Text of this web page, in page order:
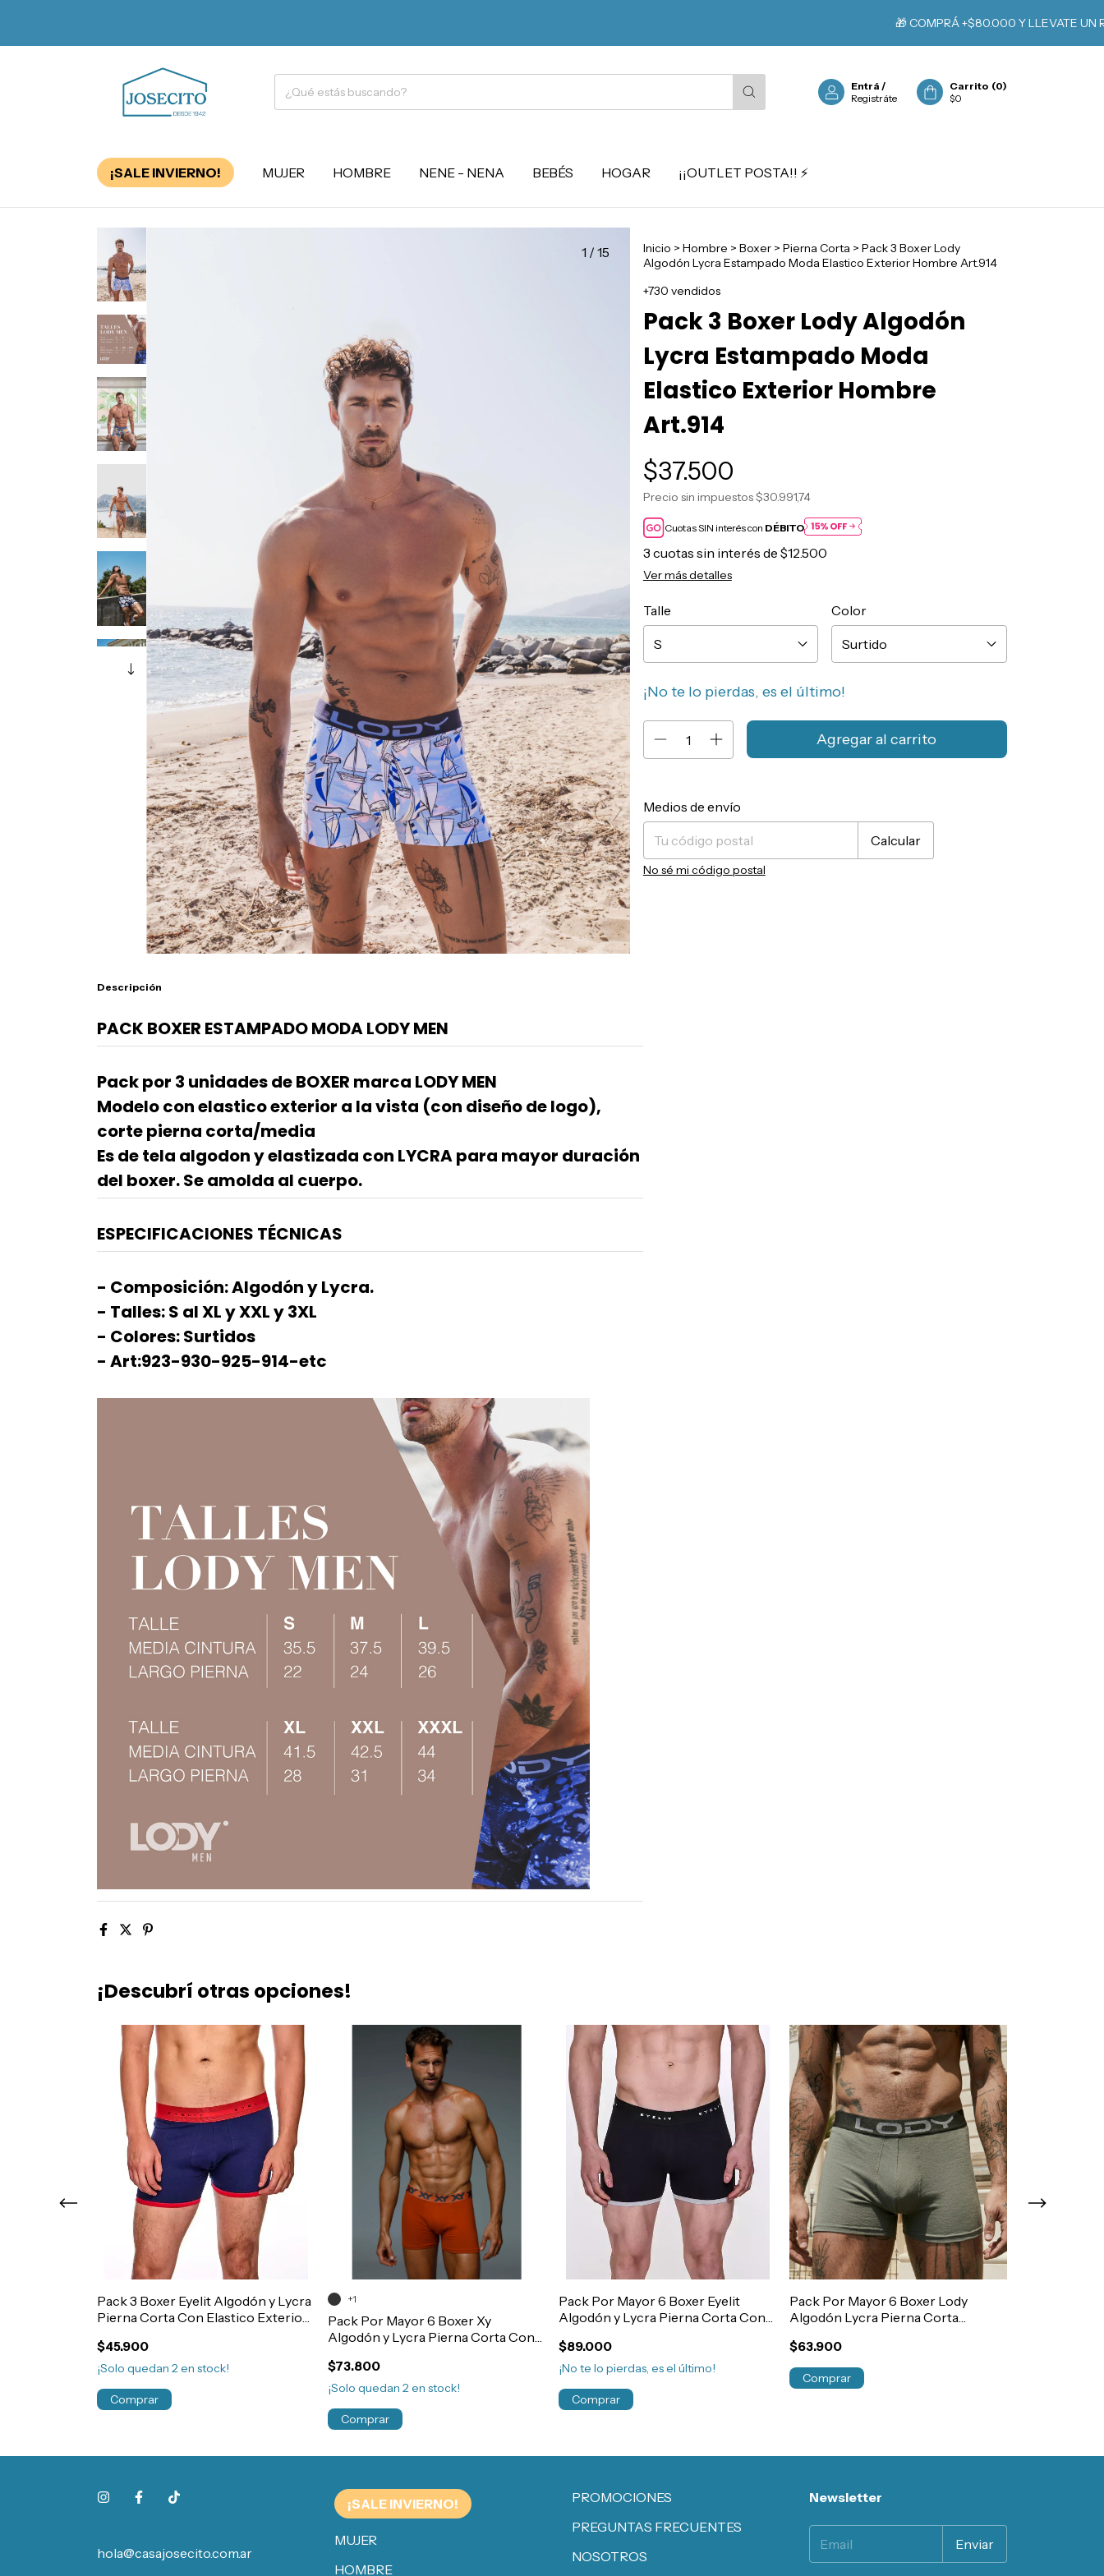
🎁 COMPRÁ +$80.000 Y LLEVATE UN REGALO
Entrá /
Registráte
Carrito (0)
$0
¡SALE INVIERNO! MUJER HOMBRE NENE - NENA BEBÉS HOGAR ¡¡OUTLET POSTA!! ⚡️
1 / 15 Inicio > Hombre > Boxer > Pierna Corta > Pack 3 Boxer Lody
Algodón Lycra Estampado Moda Elastico Exterior Hombre Art.914
+730 vendidos
Pack 3 Boxer Lody Algodón
Lycra Estampado Moda
Elastico Exterior Hombre
Art.914
$37.500
Precio sin impuestos$30.991,74
Cuotas SIN interés con DÉBITO
3 cuotas sin interés de $12.500
Ver más detalles
Talle Color
¡No te lo pierdas, es el último!
Entregas para el CP:
Medios de envío
Calcular
No sé mi código postal
Descripción
PACK BOXER ESTAMPADO MODA LODY MEN
Pack por 3 unidades de BOXER marca LODY MEN
Modelo con elastico exterior a la vista (con diseño de logo),
corte pierna corta/media
Es de tela algodon y elastizada con LYCRA para mayor duración
del boxer. Se amolda al cuerpo.
ESPECIFICACIONES TÉCNICAS
- Composición: Algodón y Lycra.
- Talles: S al XL y XXL y 3XL
- Colores: Surtidos
- Art:923-930-925-914-etc
¡Descubrí otras opciones!
Pack 3 Boxer Eyelit Algodón y Lycra
Pierna Corta Con Elastico Exterior
$45.900
¡Solo quedan 2en stock!
Comprar
Pack Por Mayor 6 Boxer Xy
Algodón y Lycra Pierna Corta Con
$73.800
¡Solo quedan 2en stock!
+1
Comprar
Pack Por Mayor 6 Boxer Eyelit
Algodón y Lycra Pierna Corta Con
$89.000
¡No te lo pierdas, es el último!
Comprar
Pack Por Mayor 6 Boxer Lody
Algodón Lycra Pierna Corta
$63.900
Comprar
hola@casajosecito.com.ar
¡SALE INVIERNO!
MUJER
HOMBRE
PROMOCIONES
PREGUNTAS FRECUENTES
NOSOTROS
Newsletter